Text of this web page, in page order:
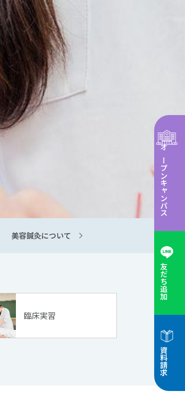
オープンキャンパス
友だち追加
資料請求
美容鍼灸について
履修科目一覧
臨床実習